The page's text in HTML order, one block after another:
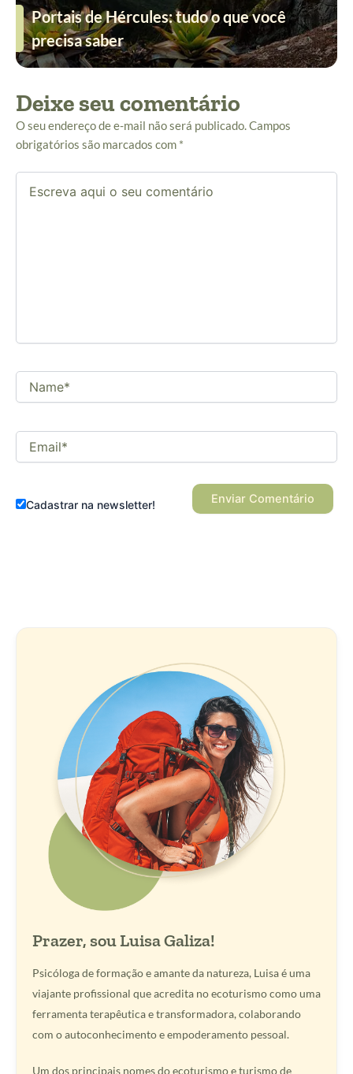
Portais de Hércules: tudo o que você
precisa saber
Deixe seu comentário
O seu endereço de e-mail não será publicado.Campos
obrigatórios são marcados com *
Escreva
aqui
Name*
Email*
Cadastrar na newsletter!
Prazer, sou Luisa Galiza!
Psicóloga de formação e amante da natureza, Luisa é uma
viajante profissional que acredita no ecoturismo como uma
ferramenta terapêutica e transformadora, colaborando
com o autoconhecimento e empoderamento pessoal.
Um dos principais nomes do ecoturismo e turismo de